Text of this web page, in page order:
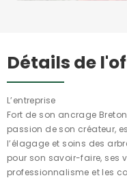
Détails de
L’entreprise
Fort de son ancrage
passion de son créateur,
l’élagage et soins des
pour son savoir-faire, ses
professionnalisme et les